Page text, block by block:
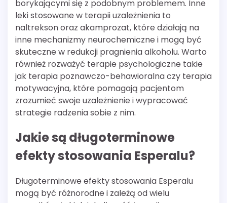
borykającymi się z podobnym problemem. Inne
leki stosowane w terapii uzależnienia to
naltrekson oraz akamprozat, które działają na
inne mechanizmy neurochemiczne i mogą być
skuteczne w redukcji pragnienia alkoholu. Warto
również rozważyć terapie psychologiczne takie
jak terapia poznawczo-behawioralna czy terapia
motywacyjna, które pomagają pacjentom
zrozumieć swoje uzależnienie i wypracować
strategie radzenia sobie z nim.
Jakie są długoterminowe
efekty stosowania Esperalu?
Długoterminowe efekty stosowania Esperalu
mogą być różnorodne i zależą od wielu